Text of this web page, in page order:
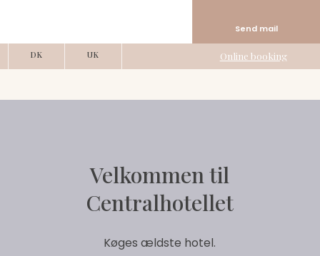
Send mail
DK​ UK Online booking
Velkommen til
Centralhotellet
Køges ældste hotel.